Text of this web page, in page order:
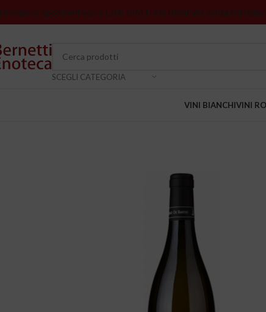
Spedizioni sopra 150€ GRATIS in ItaliaI vini senza
SCEGLI CATEGORIA
VINI BIANCHIVINI